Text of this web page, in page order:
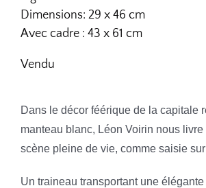
Dimensions: 29 x 46 cm
Avec cadre : 43 x 61 cm
Vendu
Dans le décor féérique de la capitale
manteau blanc, Léon Voirin nous
scène pleine de vie, comme saisie sur
Un traineau transportant une